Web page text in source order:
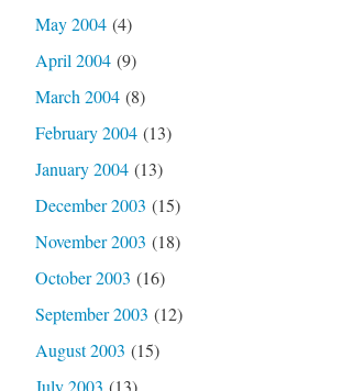
May 2004(4)
April 2004(9)
March 2004(8)
February 2004(13)
January 2004(13)
December 2003 (15)
November 2003 (18)
October 2003 (16)
September 2003 (12)
August 2003 (15)
July 2003 (13)